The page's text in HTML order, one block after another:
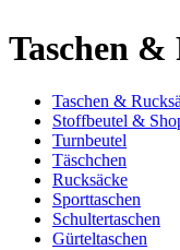
Taschen &
Taschen &
Stoffbeutel &
Turnbeutel
Täschchen
Rucksäcke
Sporttaschen
Schultertaschen
Gürteltaschen